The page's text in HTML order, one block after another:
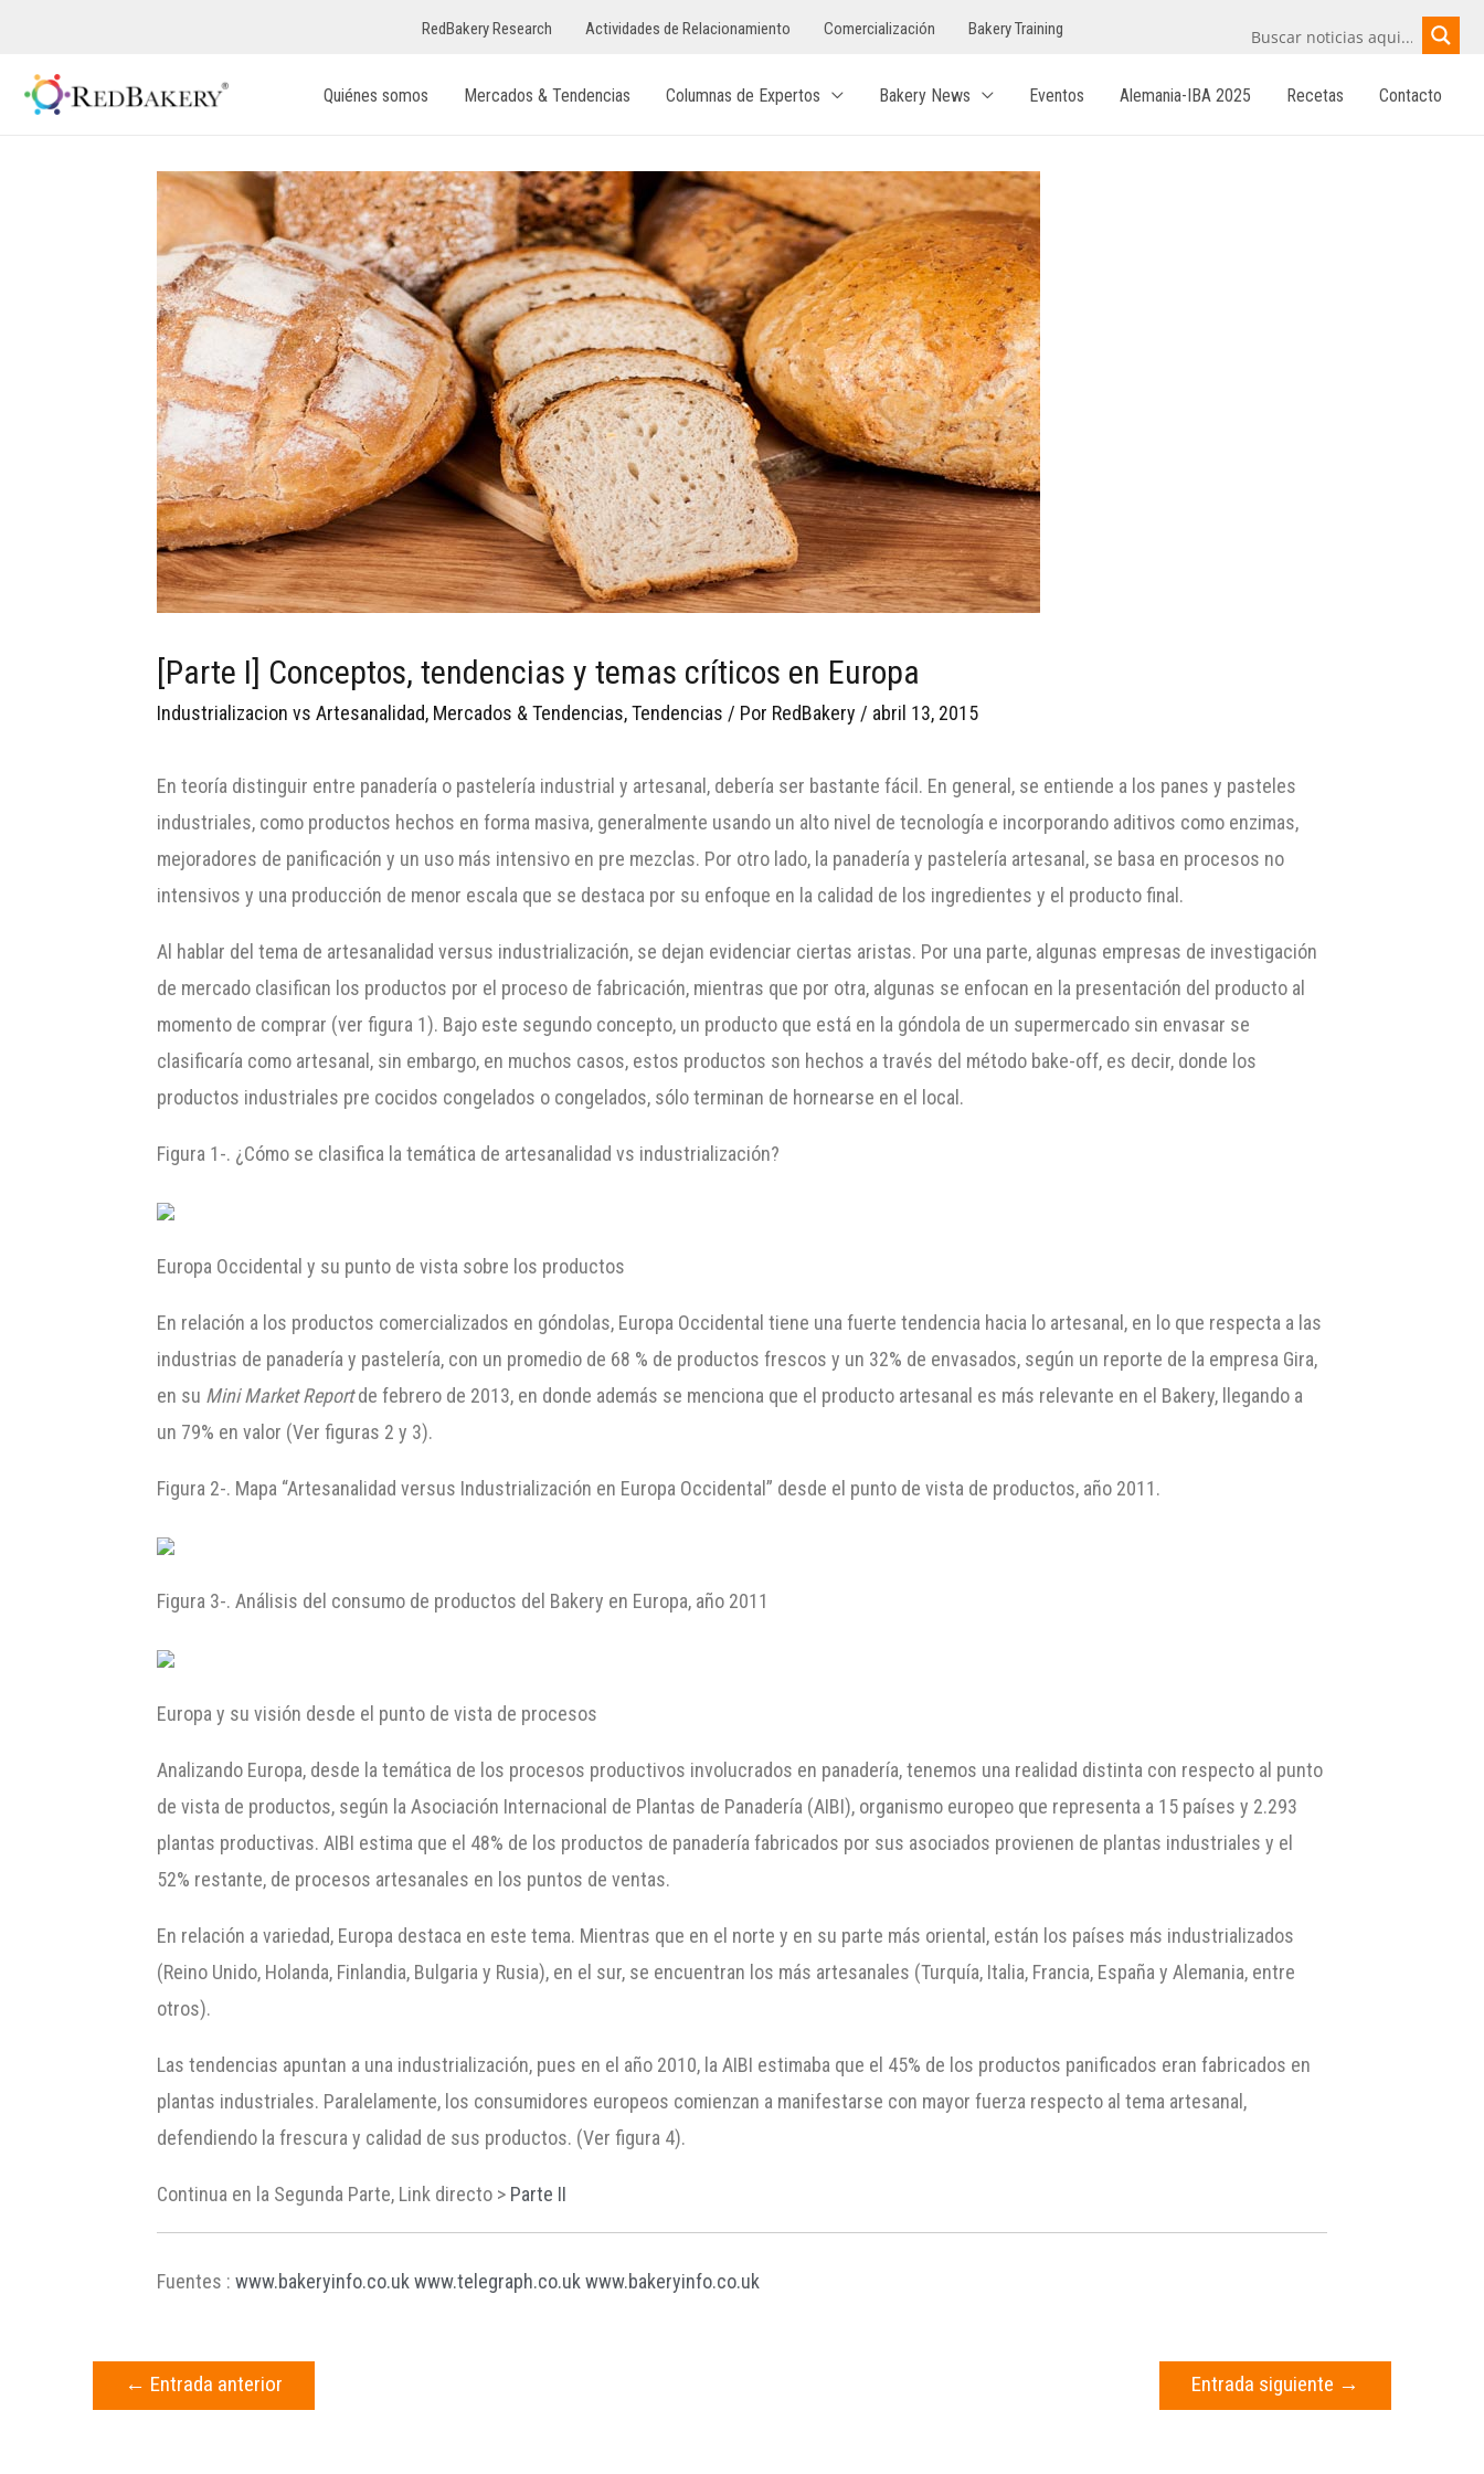
RedBakery Research Actividades de Relacionamiento Comercialización Bakery Training
Quiénes somos Mercados & Tendencias Columnas de Expertos Bakery News Eventos Alemania-IBA 2025 Recetas Contacto
[Parte I] Conceptos, tendencias y temas críticos en Europa
Industrializacion vs Artesanalidad, Mercados & Tendencias,Tendencias / Por RedBakery / abril 13, 2015
En teoría distinguir entre panadería o pastelería industrial y artesanal, debería ser bastante fácil. En general, se entiende a los panes y pasteles
industriales, como productos hechos en forma masiva, generalmente usando un alto nivel de tecnología e incorporando aditivos como enzimas,
mejoradores de panificación y un uso más intensivo en pre mezclas. Por otro lado, la panadería y pastelería artesanal, se basa en procesos no
intensivos y una producción de menor escala que se destaca por su enfoque en la calidad de los ingredientes y el producto final.
Al hablar del tema de artesanalidad versus industrialización, se dejan evidenciar ciertas aristas. Por una parte, algunas empresas de investigación
de mercado clasifican los productos por el proceso de fabricación, mientras que por otra, algunas se enfocan en la presentación del producto al
momento de comprar (ver figura 1). Bajo este segundo concepto, un producto que está en la góndola de un supermercado sin envasar se
clasificaría como artesanal, sin embargo, en muchos casos, estos productos son hechos a través del método bake-off, es decir, donde los
productos industriales pre cocidos congelados o congelados, sólo terminan de hornearse en el local.
Figura 1-. ¿Cómo se clasifica la temática de artesanalidad vs industrialización?
Europa Occidental y su punto de vista sobre los productos
En relación a los productos comercializados en góndolas, Europa Occidental tiene una fuerte tendencia hacia lo artesanal, en lo que respecta a las
industrias de panadería y pastelería, con un promedio de 68 % de productos frescos y un 32% de envasados, según un reporte de la empresa Gira,
en su Mini Market Reportde febrero de 2013, en donde además se menciona que el producto artesanal es más relevante en el Bakery, llegando a
un 79% en valor (Ver figuras 2 y 3).
Figura 2-. Mapa “Artesanalidad versus Industrialización en Europa Occidental” desde el punto de vista de productos, año 2011.
Figura 3-. Análisis del consumo de productos del Bakery en Europa, año 2011
Europa y su visión desde el punto de vista de procesos
Analizando Europa, desde la temática de los procesos productivos involucrados en panadería, tenemos una realidad distinta con respecto al punto
de vista de productos, según la Asociación Internacional de Plantas de Panadería (AIBI), organismo europeo que representa a 15 países y 2.293
plantas productivas. AIBI estima que el 48% de los productos de panadería fabricados por sus asociados provienen de plantas industriales y el
52% restante, de procesos artesanales en los puntos de ventas.
En relación a variedad, Europa destaca en este tema. Mientras que en el norte y en su parte más oriental, están los países más industrializados
(Reino Unido, Holanda, Finlandia, Bulgaria y Rusia), en el sur, se encuentran los más artesanales (Turquía, Italia, Francia, España y Alemania, entre
otros).
Las tendencias apuntan a una industrialización, pues en el año 2010, la AIBI estimaba que el 45% de los productos panificados eran fabricados en
plantas industriales. Paralelamente, los consumidores europeos comienzan a manifestarse con mayor fuerza respecto al tema artesanal,
defendiendo la frescura y calidad de sus productos. (Ver figura 4).
Continua en la Segunda Parte, Link directo > Parte II
Fuentes : www.bakeryinfo.co.uk www.telegraph.co.uk www.bakeryinfo.co.uk
← Entrada anterior Entrada siguiente →